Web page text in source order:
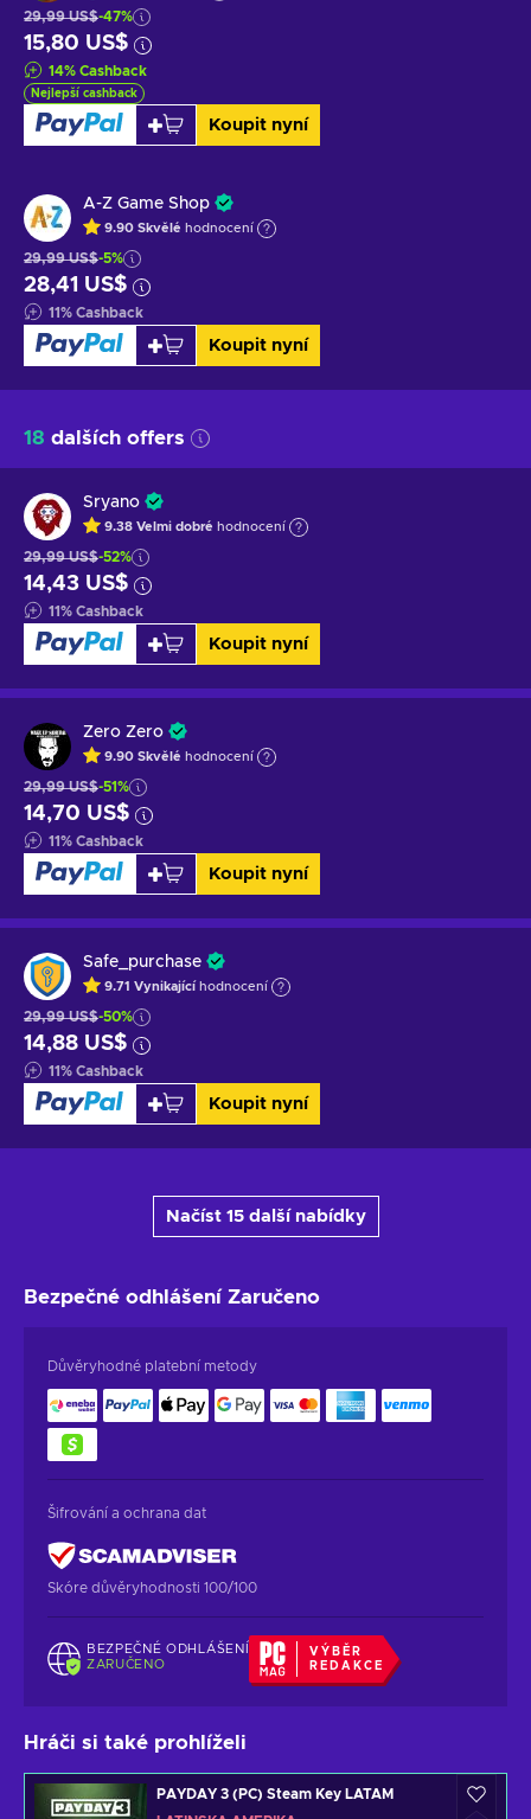
29,99 US$-47%
15,80 US$
14% Cashback
Nejlepší cashback
Koupit nyní
A-Z Game Shop
9.90 Skvělé hodnocení
29,99 US$-5%
28,41 US$
11% Cashback
Koupit nyní
18 dalších offers
Sryano
9.38 Velmi dobré hodnocení
29,99 US$-52%
14,43 US$
11% Cashback
Koupit nyní
Zero Zero
9.90 Skvělé hodnocení
29,99 US$-51%
14,70 US$
11% Cashback
Koupit nyní
Safe_purchase
9.71 Vynikající hodnocení
29,99 US$-50%
14,88 US$
11% Cashback
Koupit nyní
Načíst 15 další nabídky
Bezpečné odhlášení Zaručeno
Důvěryhodné platební metody
Šifrování a ochrana dat
Skóre důvěryhodnosti 100/100
BEZPEČNÉ ODHLÁŠENÍ
ZARUČENO
VÝBĚR
REDAKCE
Hráči si také prohlíželi
PAYDAY 3 (PC) Steam Key LATAM